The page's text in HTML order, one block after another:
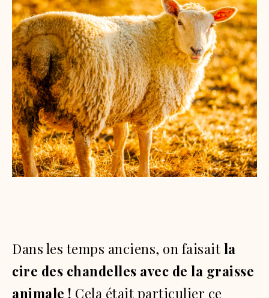
Dans les temps anciens, on faisait la
cire des chandelles avec de la graisse
animale ! Cela était particulier ce